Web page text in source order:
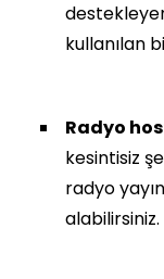
kullanılan
Radyo
kesintisiz
radyo
alabilirsiniz.